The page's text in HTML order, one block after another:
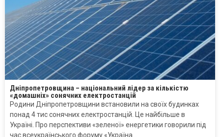
Дніпропетровщина – національний лідер за кількістю
«домашніх» сонячних електростанцій
Родини Дніпропетровщини встановили на своїх будинках
понад 4 тис сонячних електростанцій. Це найбільше в
Україні. Про перспективи «зеленої» енергетики говорили під
час всеукраїнського форуму «Україна…